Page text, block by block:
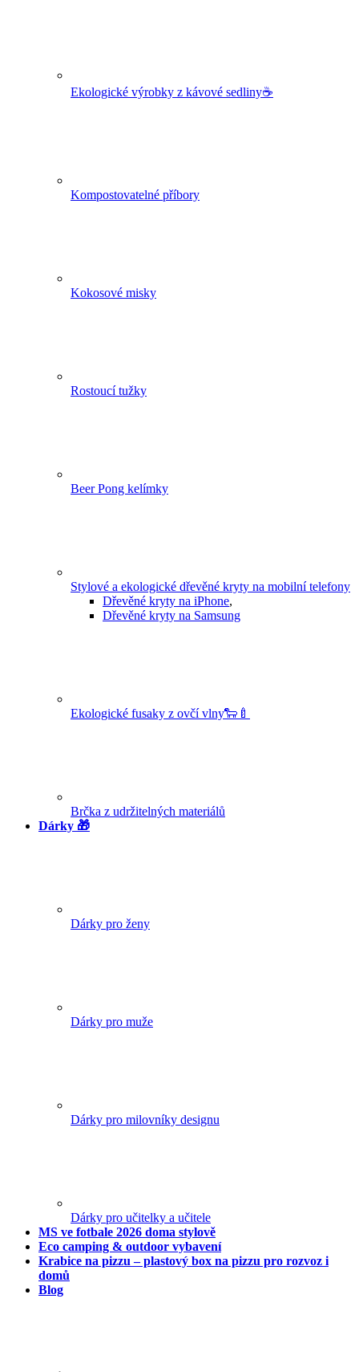
Ekologické výrobky z kávové sedliny☕
Kompostovatelné příbory
Kokosové misky
Rostoucí tužky
Beer Pong kelímky
Stylové a ekologické dřevěné kryty na mobilní telefony
Dřevěné kryty na iPhone,
Dřevěné kryty na Samsung
Ekologické fusaky z ovčí vlny🐑🍼
Brčka z udržitelných materiálů
Dárky 🎁
Dárky pro ženy
Dárky pro muže
Dárky pro milovníky designu
Dárky pro učitelky a učitele
MS ve fotbale 2026 doma stylově
Eco camping & outdoor vybavení
Krabice na pizzu – plastový box na pizzu pro rozvoz i
domů
Blog